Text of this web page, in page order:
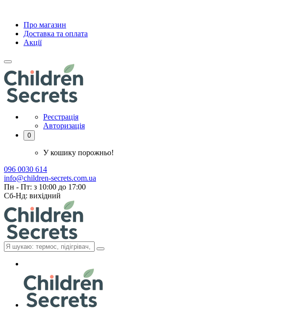
Про магазин
Доставка та оплата
Акції
Реєстрація
Авторизація
0
У кошику порожньо!
096 0030 614
info@children-secrets.com.ua
Пн - Пт: з 10:00 до 17:00
Сб-Нд: вихідний